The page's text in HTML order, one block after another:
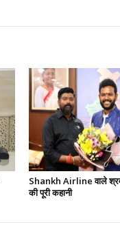
Shankh Airline वाले
की पूरी कहानी